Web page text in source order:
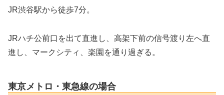
JR渋谷駅から徒歩7分。
JRハチ公前口を出て直進し、高架下前の信号渡り左へ直
進し、マークシティ、楽園を通り過ぎる。
東京メトロ・東急線の場合